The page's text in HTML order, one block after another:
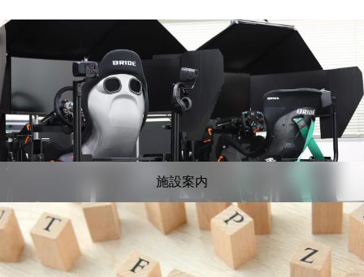
施設案内